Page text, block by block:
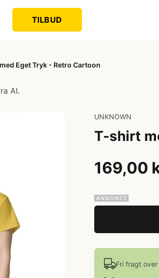
TILBUD
Eget Tryk - Retro Cartoon
AI.
UNKNOWN
T-shirt
169,00
Fri fragt